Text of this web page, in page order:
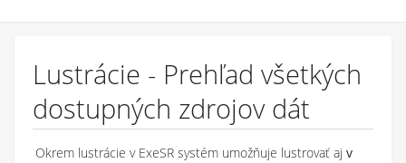
Lustrácie - Prehľad všetkých
dostupných zdrojov dát
Okrem lustrácie v ExeSR systém umožňuje lustrovať aj v